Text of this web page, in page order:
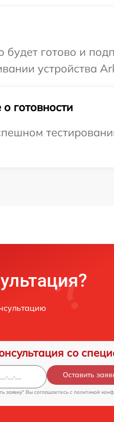
будет готово и
устройства
готовности
со
Оставить
заявку" Вы соглашаетесь c политикой